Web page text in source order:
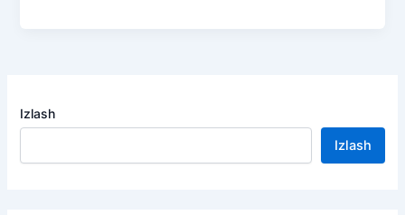
Izlash
Izlash